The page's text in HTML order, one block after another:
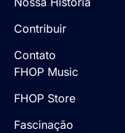
Contribuir
Contato
FHOP Music
FHOP Store
Fascinação